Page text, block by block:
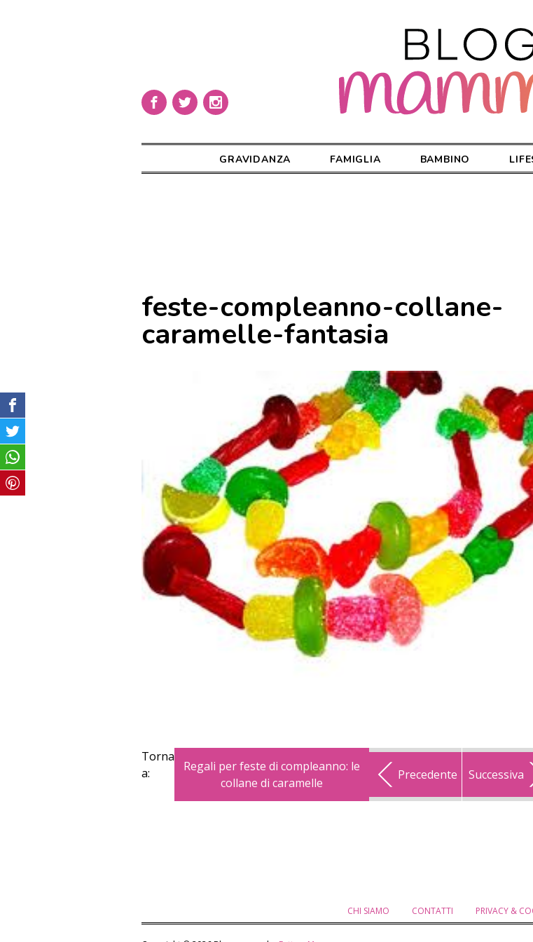
GRAVIDANZA FAMIGLIA BAMBINO
feste-compleanno-collane-
caramelle-fantasia
Torna
a:
Regali per feste di compleanno: le
collane di caramelle
Precedente Successiva
CHI SIAMO CONTATTI PRIVACY &